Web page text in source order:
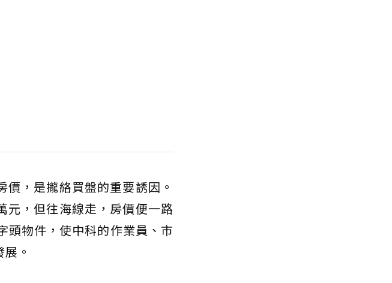
，是攏絡買盤的重要誘因。
元，但往海線走，房價便一路
頭物件，使中科的作業員、市
。